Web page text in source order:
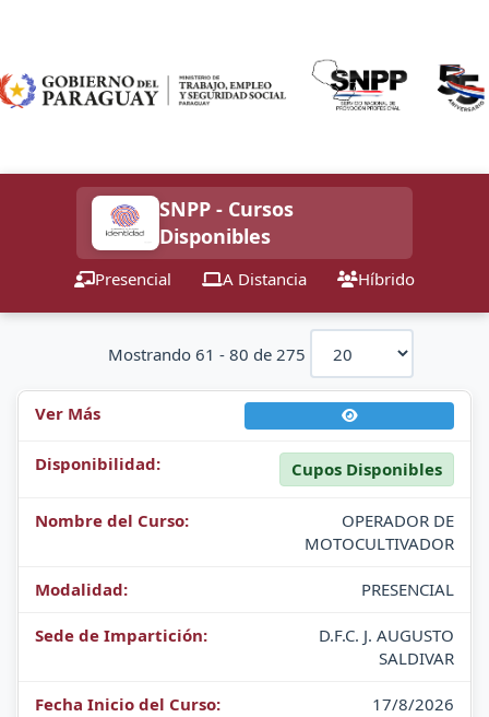
SNPP - Cursos
Disponibles
Presencial A Distancia Híbrido
Mostrando 61 - 80 de 275
Cupos Disponibles
OPERADOR DE
MOTOCULTIVADOR
PRESENCIAL
D.F.C. J. AUGUSTO
SALDIVAR
17/8/2026